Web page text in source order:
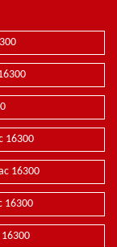
16300
16300
16300